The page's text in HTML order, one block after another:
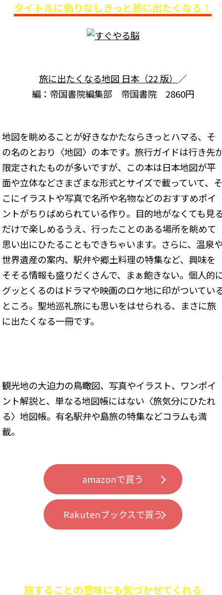
タイトルに偽りなしきっと旅に出たくなる！
旅に出たくなる地図 日本（22 版） ／
編：帝国書院編集部 帝国書院 2860円
地図を眺めることが好きなかたならきっとハマる、そ
の名のとおり〈地図〉の本です。旅行ガイドは行き先
限定されたものが多いですが、この本は日本地図が平
面や立体などさまざまな形式とサイズで載っていて、そ
こにイラストや写真で名所や名物などのおすすめポイ
ントがちりばめられている作り。目的地がなくても見
だけで楽しめるうえ、行ったことのある場所を眺めて
思い出にひたることもできちゃいます。さらに、温泉
世界遺産の案内、駅弁や郷土料理の特集など、興味を
そそる情報も盛りだくさんで、まぁ飽きない。個人的
グッとくるのはドラマや映画のロケ地に印がついてい
ところ。聖地巡礼旅にも思いをはせられる、まさに旅
に出たくなる一冊です。
観光地の大迫力の鳥瞰図、写真やイラスト、ワンポイ
ント解説と、単なる地図帳にはない〈旅気分にひたれ
る〉地図帳。有名駅弁や島旅の特集などコラムも満
載。
amazonで買う
Rakutenブックスで買う
旅することの意味にも気づかせてくれる